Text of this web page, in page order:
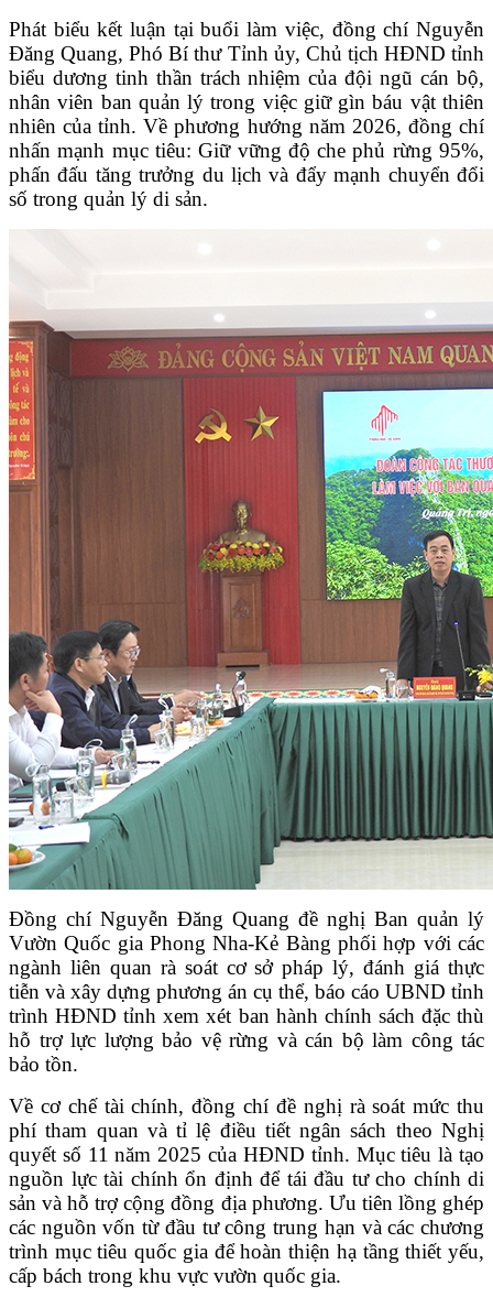
Phát biểu kết luận tại buổi làm việc, đồng chí Nguyễn
Đăng Quang, Phó Bí thư Tỉnh ủy, Chủ tịch HĐND tỉnh
biểu dương tinh thần trách nhiệm của đội ngũ cán bộ,
nhân viên ban quản lý trong việc giữ gìn báu vật thiên
nhiên của tỉnh. Về phương hướng năm 2026, đồng chí
nhấn mạnh mục tiêu: Giữ vững độ che phủ rừng 95%,
phấn đấu tăng trưởng du lịch và đẩy mạnh chuyển đổi
số trong quản lý di sản.
Đồng chí Nguyễn Đăng Quang đề nghị Ban quản lý
Vườn Quốc gia Phong Nha-Kẻ Bàng phối hợp với các
ngành liên quan rà soát cơ sở pháp lý, đánh giá thực
tiễn và xây dựng phương án cụ thể, báo cáo UBND tỉnh
trình HĐND tỉnh xem xét ban hành chính sách đặc thù
hỗ trợ lực lượng bảo vệ rừng và cán bộ làm công tác
bảo tồn.
Về cơ chế tài chính, đồng chí đề nghị rà soát mức thu
phí tham quan và tỉ lệ điều tiết ngân sách theo Nghị
quyết số 11 năm 2025 của HĐND tỉnh. Mục tiêu là tạo
nguồn lực tài chính ổn định để tái đầu tư cho chính di
sản và hỗ trợ cộng đồng địa phương. Ưu tiên lồng ghép
các nguồn vốn từ đầu tư công trung hạn và các chương
trình mục tiêu quốc gia để hoàn thiện hạ tầng thiết yếu,
cấp bách trong khu vực vườn quốc gia.